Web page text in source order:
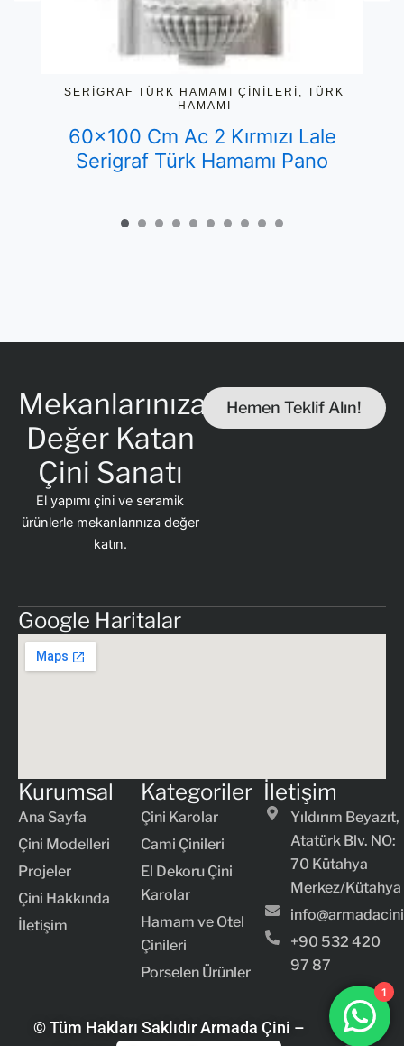
SERIGRAF TÜRK HAMAMI ÇINILERI
TÜRK
HAMAMI
60×100 Cm Ac 2 Kırmızı Lale
Serigraf Türk Hamamı Pano
Mekanlarınıza
Değer Katan
Çini Sanatı
El yapımı çini ve seramik
ürünlerle mekanlarınıza değer
katın.
Hemen Teklif Alın!
Kurumsal
Ana Sayfa
Çini Modelleri
Projeler
Çini Hakkında
İletişim
Kategoriler
Çini Karolar
Cami Çinileri
El Dekoru Çini
Karolar
Hamam ve Otel
Çinileri
Porselen Ürünler
İletişim
Yıldırım Beyazıt,
Atatürk Blv. NO:
70 Kütahya
Merkez/Kütahya
+90 532 420
97 87
Google Haritalar
© Tüm Hakları Saklıdır Armada Çini –
I
n
X
-
Y
o
1